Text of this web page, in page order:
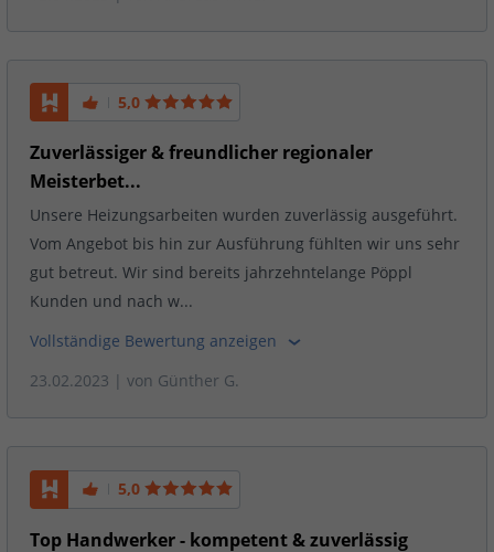
5,0
Zuverlässiger & freundlicher regionaler
Meisterbet...
Unsere Heizungsarbeiten wurden zuverlässig ausgeführt.
Vom Angebot bis hin zur Ausführung fühlten wir uns sehr
gut betreut. Wir sind bereits jahrzehntelange Pöppl
Kunden und nach w...
Vollständige Bewertung anzeigen
23.02.2023 | von Günther G.
5,0
Top Handwerker - kompetent & zuverlässig